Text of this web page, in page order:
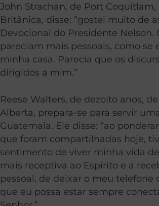
John Strachan, de Port
Britânica, disse: “gostei muito de
Devocional do Presidente Nelson.
pareciam mais pessoais, como se
minha casa. Parecia que os
dirigidos a mim.”
Reese Walters, de dezoito anos,
Alberta, prepara-se para servir
Guatemala. Ele disse: “ao
que foram compartilhadas hoje,
sentimento de viver minha vida
mais receptiva ao Espírito e a
pessoal, de deixar o meu telefone
que eu possa estar sempre